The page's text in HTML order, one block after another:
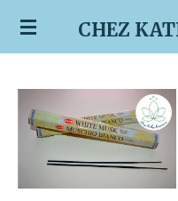
Passer
CHEZ